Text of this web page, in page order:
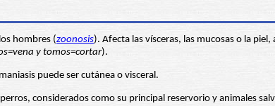
hombres (zoonosis). Afecta las vísceras, las mucosas o la
y tomos=cortar).
puede ser cutánea o visceral.
considerados como su principal reservorio y animales